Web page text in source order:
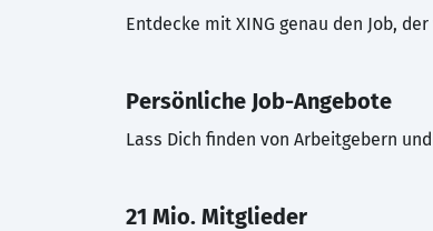
Entdecke mit XING genau den Job,
Persönliche Job-Angebote
Lass Dich finden von Arbeitgebern
21 Mio. Mitglieder